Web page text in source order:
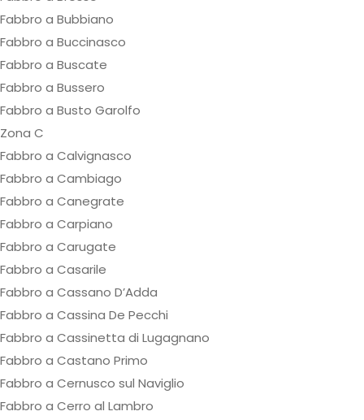
Fabbro a Bubbiano
Fabbro a Buccinasco
Fabbro a Buscate
Fabbro a Bussero
Fabbro a Busto Garolfo
Zona C
Fabbro a Calvignasco
Fabbro a Cambiago
Fabbro a Canegrate
Fabbro a Carpiano
Fabbro a Carugate
Fabbro a Casarile
Fabbro a Cassano D’Adda
Fabbro a Cassina De Pecchi
Fabbro a Cassinetta di Lugagnano
Fabbro a Castano Primo
Fabbro a Cernusco sul Naviglio
Fabbro a Cerro al Lambro